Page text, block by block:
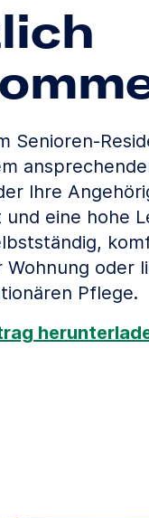
Senioren-
Ihre
und eine hohe
Wohnung oder
Pflege.